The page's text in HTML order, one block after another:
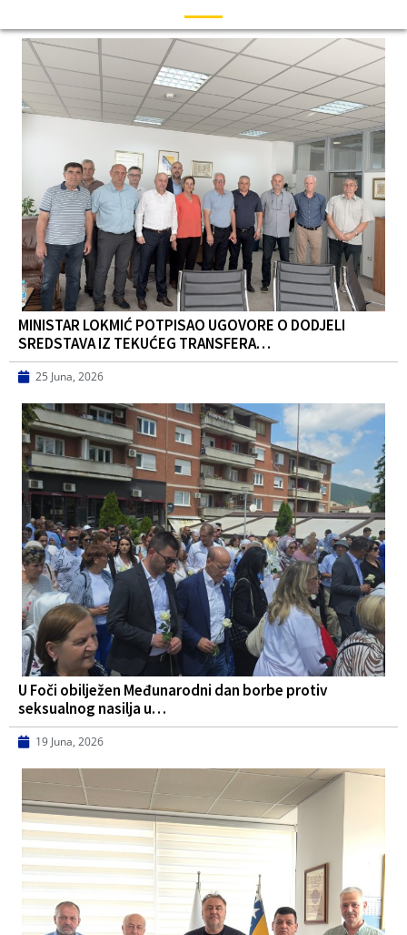
MINISTAR LOKMIĆ POTPISAO UGOVORE O DODJELI
SREDSTAVA IZ TEKUĆEG TRANSFERA…
25 Juna, 2026
U Foči obilježen Međunarodni dan borbe protiv
seksualnog nasilja u…
19 Juna, 2026